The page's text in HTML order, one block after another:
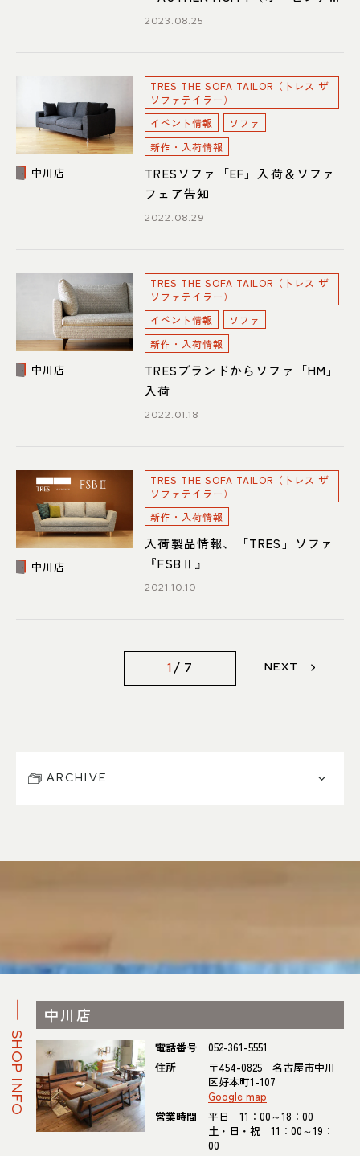
シティ）」シリーズ専用ファブリ
2023.08.25
中川店
TRES THE SOFA TAILOR（トレス ザ
ソファテイラー）
イベント情報
ソファ
新作・入荷情報
TRESソファ「EF」入荷＆ソファ
フェア告知
2022.08.29
中川店
TRES THE SOFA TAILOR（トレス ザ
ソファテイラー）
イベント情報
ソファ
新作・入荷情報
TRESブランドからソファ「HM」
入荷
2022.01.18
中川店
TRES THE SOFA TAILOR（トレス ザ
ソファテイラー）
新作・入荷情報
入荷製品情報、「TRES」ソファ
『FSBⅡ』
2021.10.10
1 7 NEXT
ARCHIVE
SHOP INFO
中川店
電話番号
052-361-5551
住所
〒454-0825 名古屋市中川
区好本町1-107
Google map
営業時間
平日 11：00～18：00
土・日・祝 11：00～19：
00